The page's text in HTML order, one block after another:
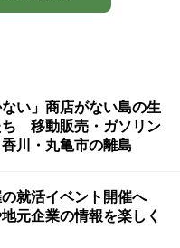
ない」商店がない島の生
ち 移動販売・ガソリン
川・丸亀市の離島
就活イベント開催へ
元企業の情報を楽しく